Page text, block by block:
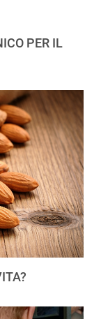
PER IL